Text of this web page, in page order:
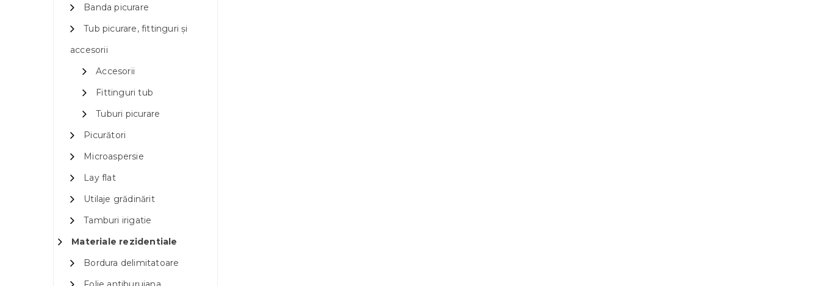
Banda picurare
Tub picurare, fittinguri și
accesorii
Accesorii
Fittinguri tub
Tuburi picurare
Picurători
Microaspersie
Lay flat
Utilaje grădinărit
Tamburi irigatie
Materiale rezidentiale
Bordura delimitatoare